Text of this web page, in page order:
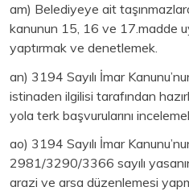
am) Belediyeye ait
kanunun 15, 16 ve 17.madde
yaptırmak ve denetlemek.
an) 3194 Sayılı İmar
istinaden ilgilisi tarafından
yola terk başvurularını
ao) 3194 Sayılı İmar
2981/3290/3366 sayılı
arazi ve arsa düzenlemesi